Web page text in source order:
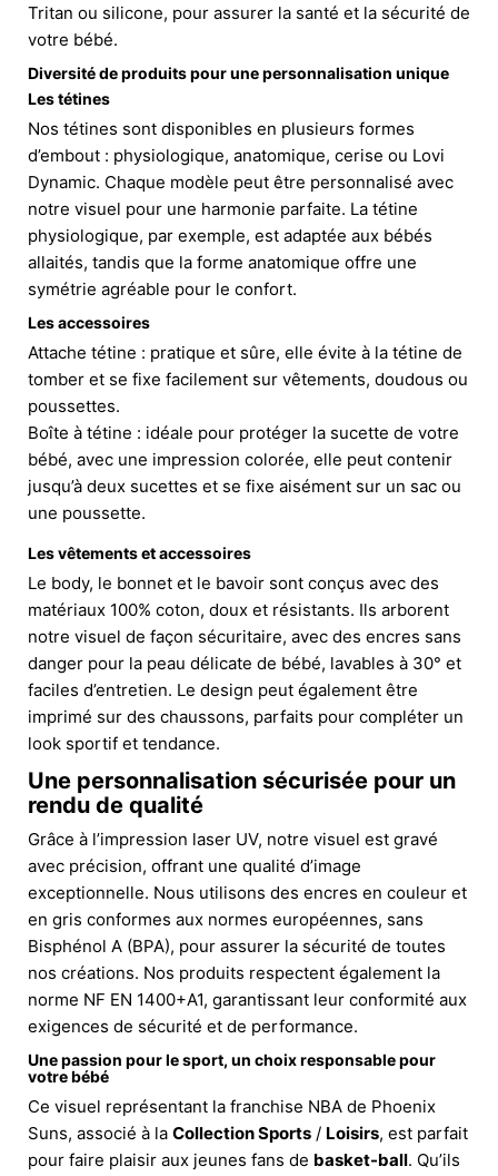
Tritan ou silicone, pour assurer la santé et la sécurité de
votre bébé.
Diversité de produits pour une personnalisation unique
Les tétines
Nos tétines sont disponibles en plusieurs formes
d’embout : physiologique, anatomique, cerise ou Lovi
Dynamic. Chaque modèle peut être personnalisé avec
notre visuel pour une harmonie parfaite. La tétine
physiologique, par exemple, est adaptée aux bébés
allaités, tandis que la forme anatomique offre une
symétrie agréable pour le confort.
Les accessoires
Attache tétine : pratique et sûre, elle évite à la tétine de
tomber et se fixe facilement sur vêtements, doudous ou
poussettes.
Boîte à tétine : idéale pour protéger la sucette de votre
bébé, avec une impression colorée, elle peut contenir
jusqu’à deux sucettes et se fixe aisément sur un sac ou
une poussette.
Les vêtements et accessoires
Le body, le bonnet et le bavoir sont conçus avec des
matériaux 100% coton, doux et résistants. Ils arborent
notre visuel de façon sécuritaire, avec des encres sans
danger pour la peau délicate de bébé, lavables à 30° et
faciles d’entretien. Le design peut également être
imprimé sur des chaussons, parfaits pour compléter un
look sportif et tendance.
Une personnalisation sécurisée pour un
rendu de qualité
Grâce à l’impression laser UV, notre visuel est gravé
avec précision, offrant une qualité d’image
exceptionnelle. Nous utilisons des encres en couleur et
en gris conformes aux normes européennes, sans
Bisphénol A (BPA), pour assurer la sécurité de toutes
nos créations. Nos produits respectent également la
norme NF EN 1400+A1, garantissant leur conformité aux
exigences de sécurité et de performance.
Une passion pour le sport, un choix responsable pour
votre bébé
Ce visuel représentant la franchise NBA de Phoenix
Suns, associé à la Collection Sports / Loisirs, est parfait
pour faire plaisir aux jeunes fans de basket-ball. Qu’ils